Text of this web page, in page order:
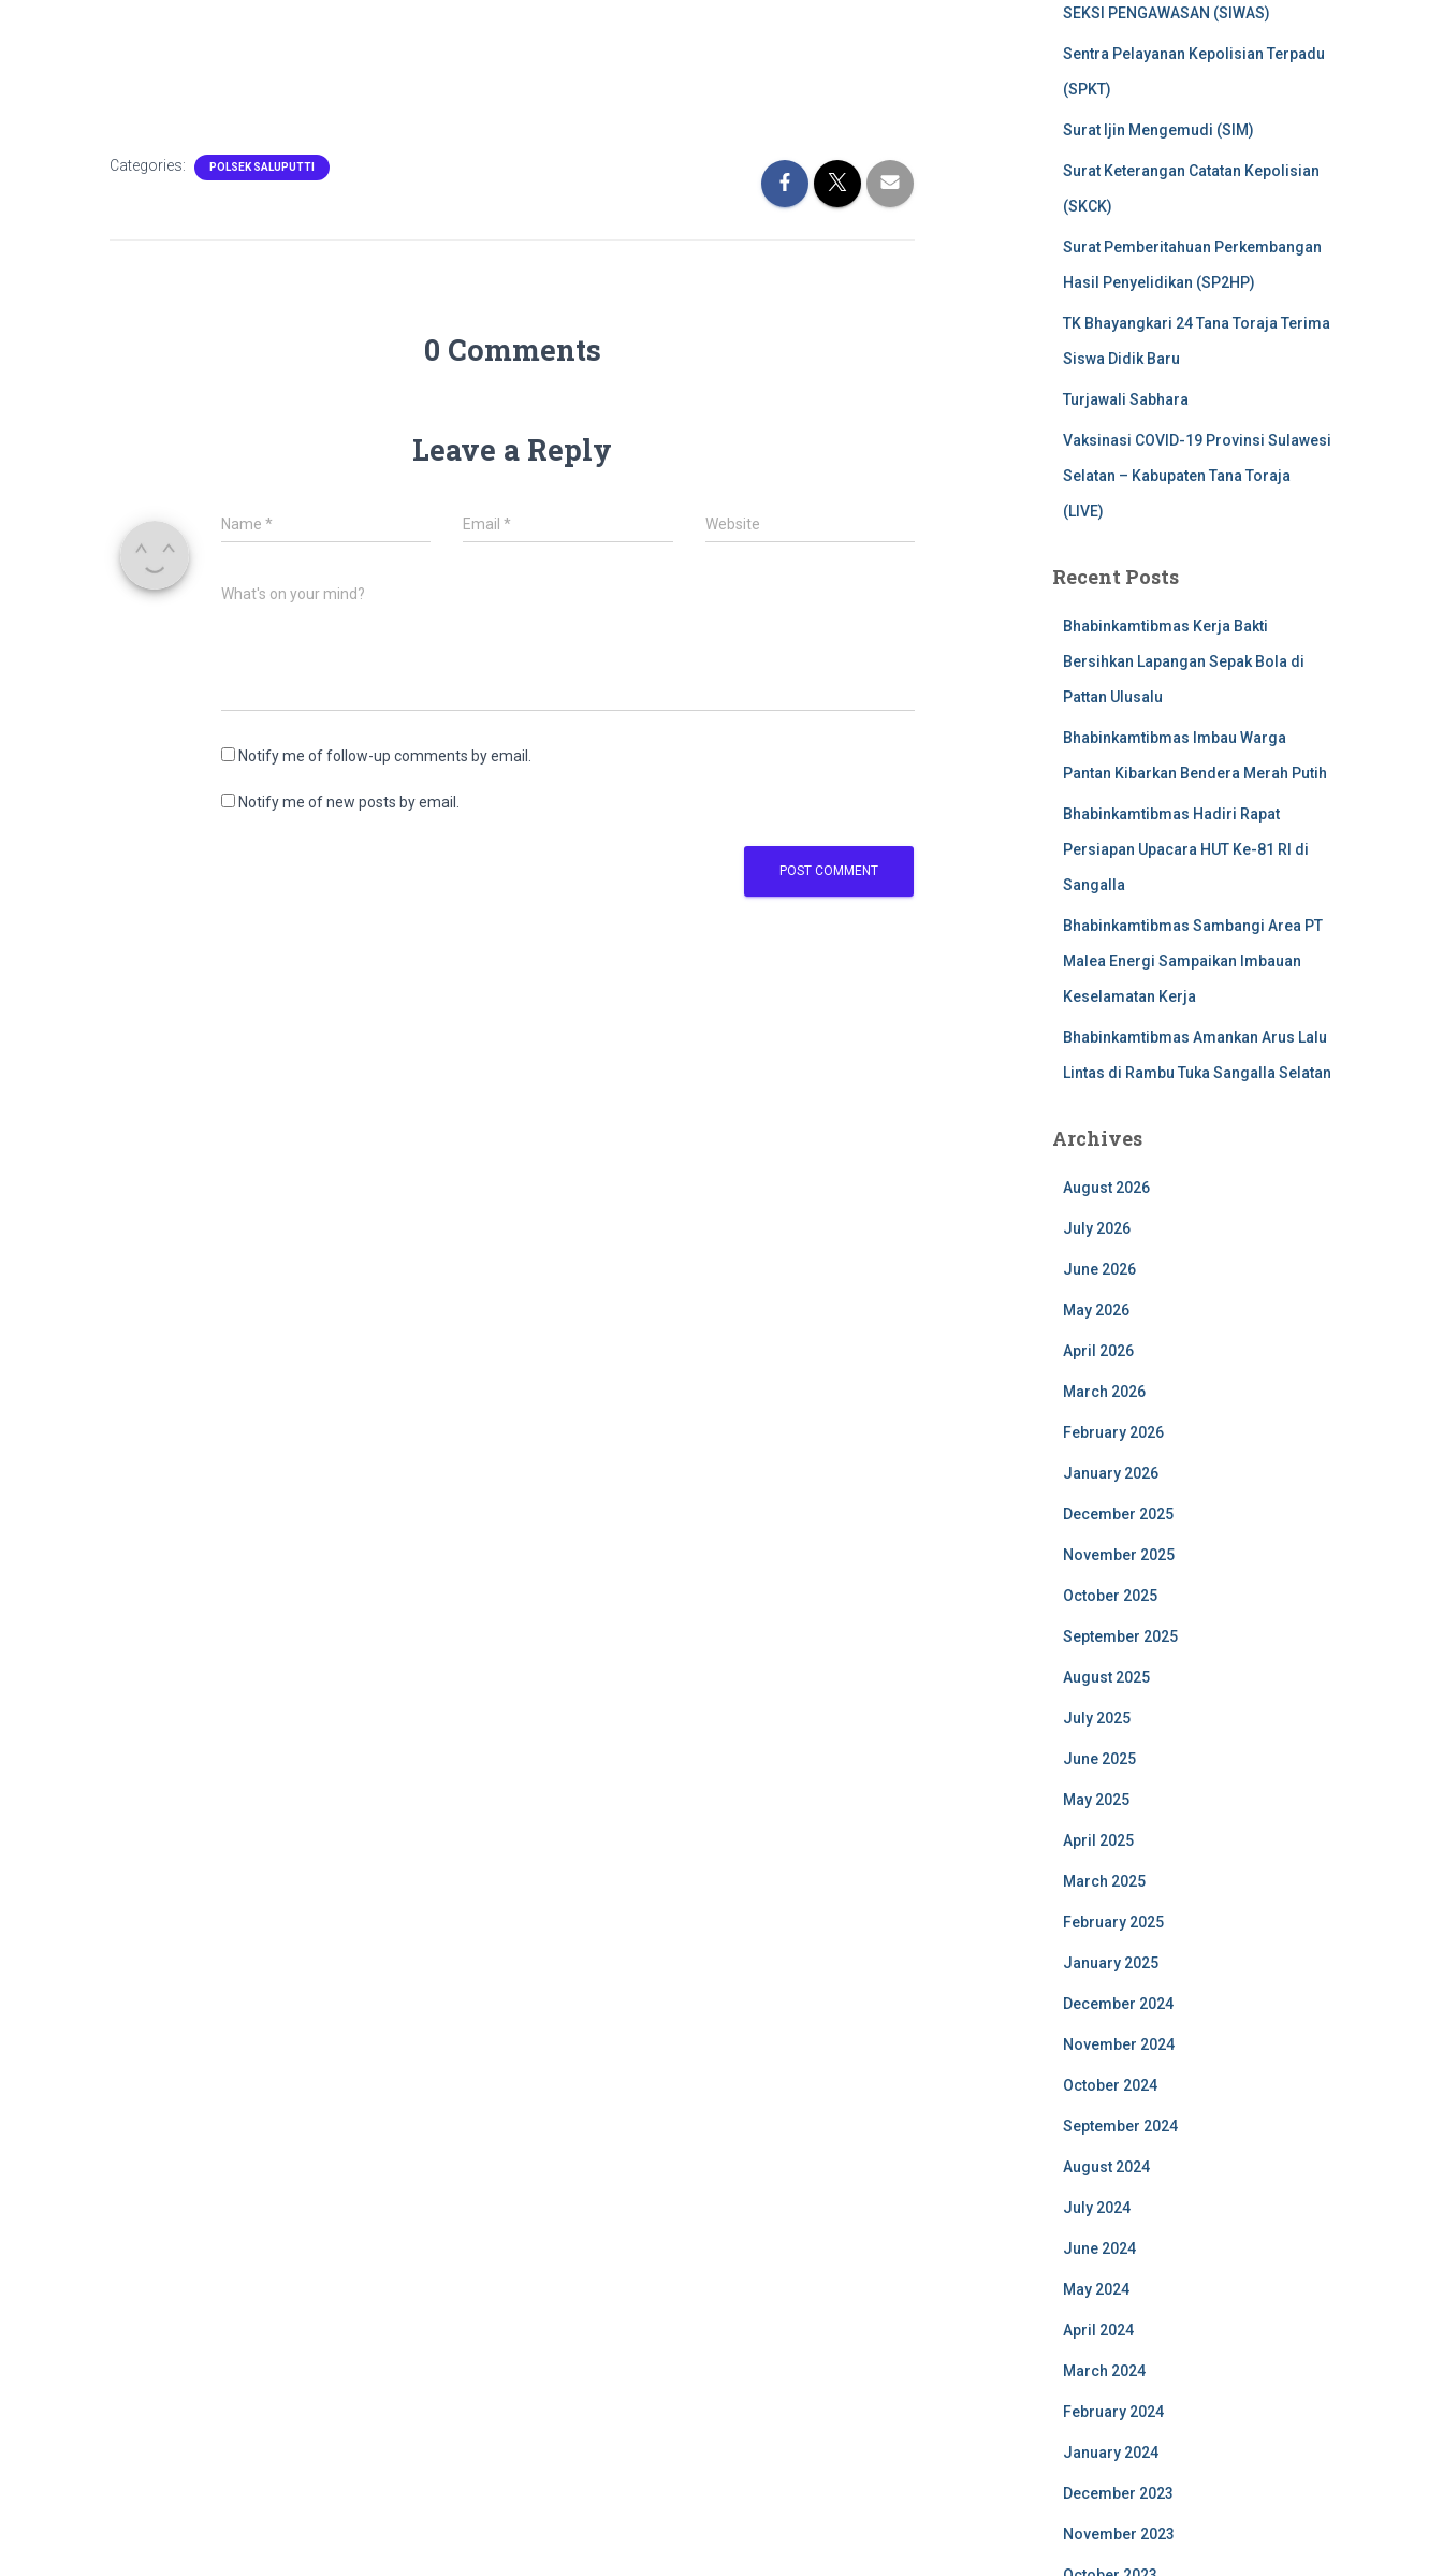
Categories: POLSEK SALUPUTTI
0 Comments
Leave a Reply
Name * Email* Website
What's on your mind?
Notify me of follow-up comments by email.
Notify me of new posts by email.
SEKSI PENGAWASAN (SIWAS)
Sentra Pelayanan Kepolisian Terpadu
(SPKT)
Surat Ijin Mengemudi (SIM)
Surat Keterangan Catatan Kepolisian
(SKCK)
Surat Pemberitahuan Perkembangan
Hasil Penyelidikan (SP2HP)
TK Bhayangkari 24 Tana Toraja Terima
Siswa Didik Baru
Turjawali Sabhara
Vaksinasi COVID-19 Provinsi Sulawesi
Selatan – Kabupaten Tana Toraja
(LIVE)
Recent Posts
Bhabinkamtibmas Kerja Bakti
Bersihkan Lapangan Sepak Bola di
Pattan Ulusalu
Bhabinkamtibmas Imbau Warga
Pantan Kibarkan Bendera Merah Putih
Bhabinkamtibmas Hadiri Rapat
Persiapan Upacara HUT Ke-81 RI di
Sangalla
Bhabinkamtibmas Sambangi Area PT
Malea Energi Sampaikan Imbauan
Keselamatan Kerja
Bhabinkamtibmas Amankan Arus Lalu
Lintas di Rambu Tuka Sangalla Selatan
Archives
August 2026
July 2026
June 2026
May 2026
April 2026
March 2026
February 2026
January 2026
December 2025
November 2025
October 2025
September 2025
August 2025
July 2025
June 2025
May 2025
April 2025
March 2025
February 2025
January 2025
December 2024
November 2024
October 2024
September 2024
August 2024
July 2024
June 2024
May 2024
April 2024
March 2024
February 2024
January 2024
December 2023
November 2023